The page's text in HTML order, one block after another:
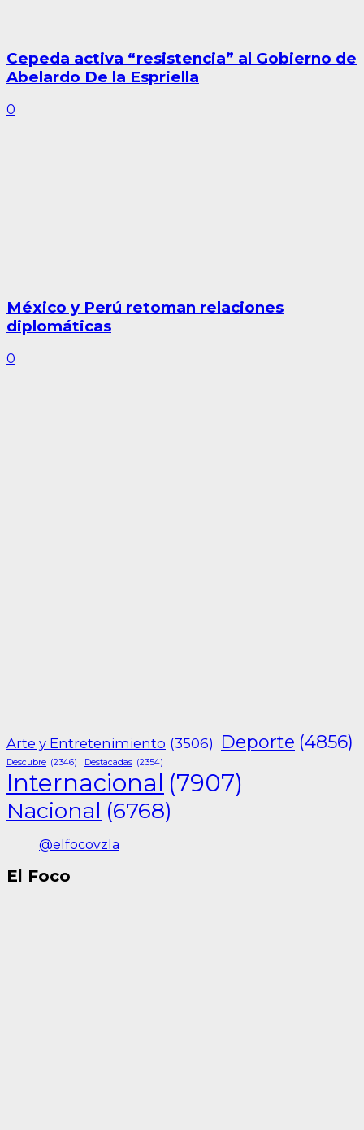
Cepeda activa “resistencia” al Gobierno de
Abelardo De la Espriella
0
México y Perú retoman relaciones
diplomáticas
0
Arte y Entretenimiento (3506) Deporte (4856)
Descubre (2346) Destacadas (2354)
Internacional (7907)
Nacional (6768)
@elfocovzla
El Foco